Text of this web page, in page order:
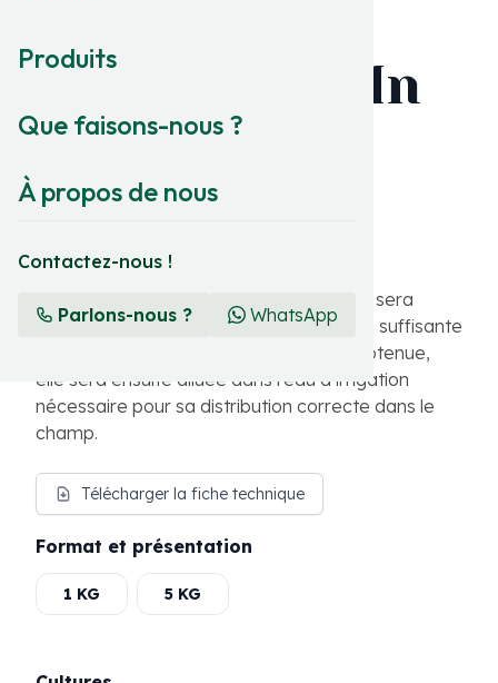
Produits
Que faisons-nous ?
À propos de nous
Contactez-nous !
Parlons-nous ? WhatsApp
Quelagri ️ Mn
MANGANÈSE EDTA
Pour son application correcte, le produit sera
d’abord dissous dans une quantité d’eau suffisante
pour faire une solution mère. Une fois obtenue,
elle sera ensuite diluée dans l’eau d’irrigation
nécessaire pour sa distribution correcte dans le
champ.
Télécharger la fiche technique
Format et présentation
1 KG 5 KG